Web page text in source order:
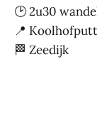
🕑 2u30
📍
🏁 Zeedijk